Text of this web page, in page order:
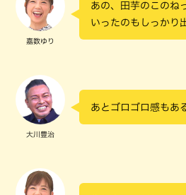
嘉数ゆり
あの、田芋のこのね
いったのもしっかり
大川豊治
あとゴロゴロ感もあ